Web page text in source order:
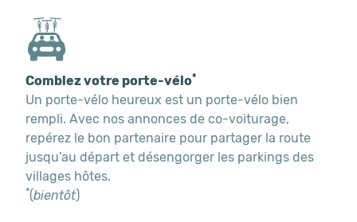
Comblez votre porte-vélo*
Un porte-vélo heureux est un porte-vélo bien
rempli. Avec nos annonces de co-voiturage,
repérez le bon partenaire pour partager la route
jusqu’au départ et désengorger les parkings des
villages hôtes.
*(bientôt)